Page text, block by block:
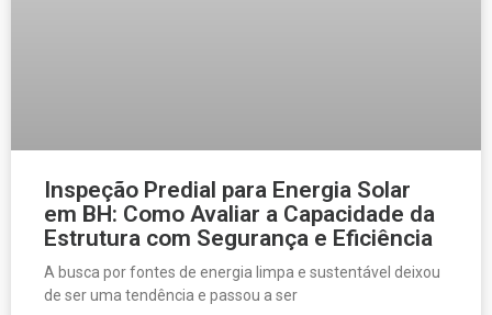
Inspeção Predial para Energia Solar
em BH: Como Avaliar a Capacidade da
Estrutura com Segurança e Eficiência
A busca por fontes de energia limpa e sustentável deixou
de ser uma tendência e passou a ser